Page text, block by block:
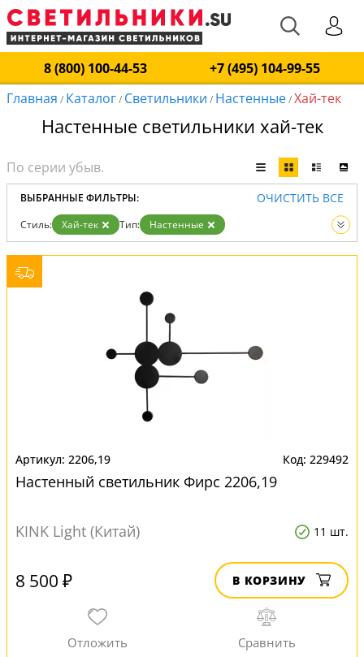
8 (800) 100-44-53
+7 (495) 104-99-55
Главная / Каталог/ Светильники / Настенные/Хай-тек
Настенные светильники хай-тек
ВЫБРАННЫЕ ФИЛЬТРЫ: ОЧИСТИТЬ ВСЕ
Стиль: Хай-тек Тип:
Настенные
Вид:
Светильники
2206,19 229492
Настенный светильник Фирс 2206,19
KINK Light (Китай) 11 шт.
8 500 ₽ В КОРЗИНУ